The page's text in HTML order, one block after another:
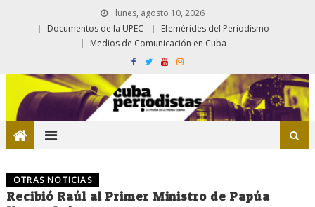
lunes, agosto 10, 2026
Documentos de la UPEC
Efemérides del Periodismo
Medios de Comunicación en Cuba
OTRAS NOTICIAS
Recibió Raúl al Primer Ministro de Papúa